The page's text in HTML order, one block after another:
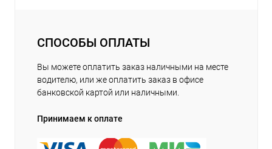
СПОСОБЫ ОПЛАТЫ
Вы можете оплатить заказ наличными на месте
водителю, или же оплатить заказ в офисе
банковской картой или наличными.
Принимаем к оплате